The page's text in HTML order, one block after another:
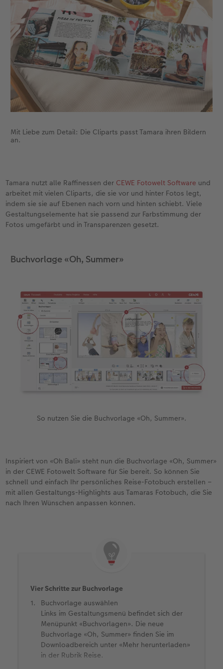
Mit Liebe zum Detail: Die Cliparts passt Tamara ihren Bildern
an.
Tamara nutzt alle Raffinessen der CEWE Fotowelt Software und
arbeitet mit vielen Cliparts, die sie vor und hinter Fotos legt,
indem sie sie auf Ebenen nach vorn und hinten schiebt. Viele
Gestaltungselemente hat sie passend zur Farbstimmung der
Fotos umgefärbt und in Transparenzen gesetzt.
Buchvorlage «Oh, Summer»
So nutzen Sie die Buchvorlage «Oh, Summer».
Inspiriert von «Oh Bali» steht nun die Buchvorlage «Oh, Summer»
in der CEWE Fotowelt Software für Sie bereit. So können Sie
schnell und einfach Ihr persönliches Reise-Fotobuch erstellen –
mit allen Gestaltungs-Highlights aus Tamaras Fotobuch, die Sie
nach Ihren Wünschen anpassen können.
Vier Schritte zur Buchvorlage
Buchvorlage auswählen
Links im Gestaltungsmenü befindet sich der
Menüpunkt «Buchvorlagen». Die neue
Buchvorlage «Oh, Summer» finden Sie im
Downloadbereich unter «Mehr herunterladen»
in der Rubrik Reise.